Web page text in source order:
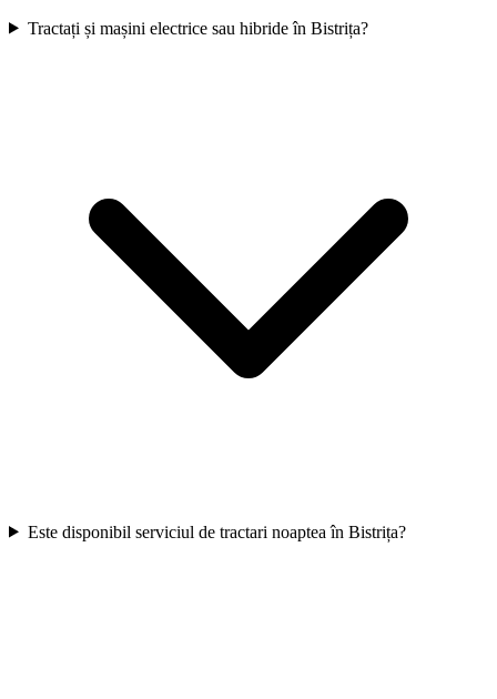
Tractați și mașini electrice sau hibride în Bistrița?
Este disponibil serviciul de tractari noaptea în Bistrița?